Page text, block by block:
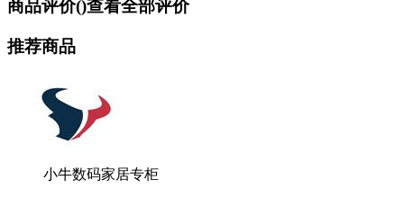
商品评价()查看全部评价
推荐商品
小牛数码家居专柜